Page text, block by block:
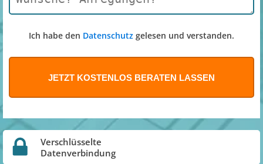
Ich habe den Datenschutz gelesen und verstanden.
Verschlüsselte
Datenverbindung